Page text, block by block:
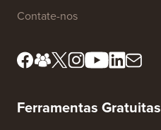
Contate-nos
Ferramentas Gratuitas